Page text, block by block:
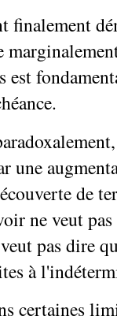
finalement
est
une
de
ne veut
pas dire
à
certaines